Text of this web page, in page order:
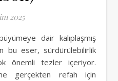
2025
bu eser, sürdürülebilirlik
önemli tezler içeriyor.
gerçekten refah için